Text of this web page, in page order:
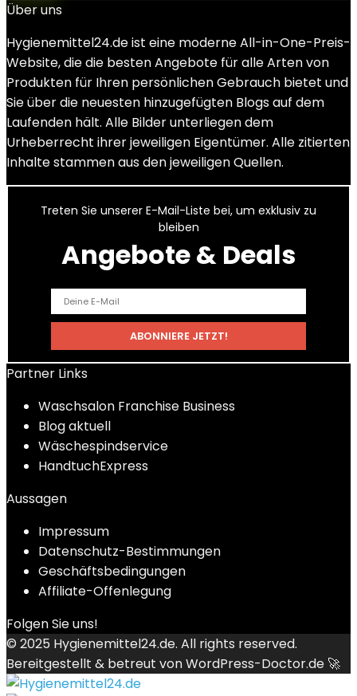
Über uns
Hygienemittel24.de ist eine moderne All-in-One-Preis-
Website, die die besten Angebote für alle Arten von
Produkten für Ihren persönlichen Gebrauch bietet und
Sie über die neuesten hinzugefügten Blogs auf dem
Laufenden hält. Alle Bilder unterliegen dem
Urheberrecht ihrer jeweiligen Eigentümer. Alle zitierten
Inhalte stammen aus den jeweiligen Quellen.
Treten Sie unserer E-Mail-Liste bei, um exklusiv zu
bleiben
Angebote & Deals
Partner Links
Waschsalon Franchise Business
Blog aktuell
Wäschespindservice
HandtuchExpress
Aussagen
Impressum
Datenschutz-Bestimmungen
Geschäftsbedingungen
Affiliate-Offenlegung
Folgen Sie uns!
© 2025 Hygienemittel24.de. All rights reserved.
Bereitgestellt & betreut vonWordPress-Doctor.de 🚀